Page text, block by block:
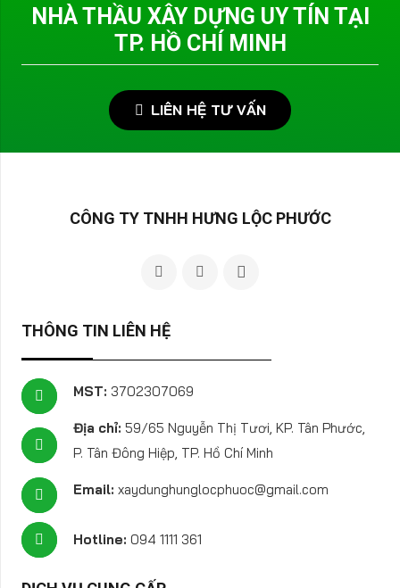
NHÀ THẦU XÂY DỰNG UY TÍN TẠI
TP. HỒ CHÍ MINH
LIÊN HỆ TƯ VẤN
CÔNG TY TNHH HƯNG LỘC PHƯỚC
THÔNG TIN LIÊN HỆ
MST: 3702307069
Địa chỉ: 59/65 Nguyễn Thị Tươi, KP. Tân Phước,
P. Tân Đông Hiệp, TP. Hồ Chí Minh
Email: xaydunghunglocphuoc@gmail.com
Hotline:094 1111 361